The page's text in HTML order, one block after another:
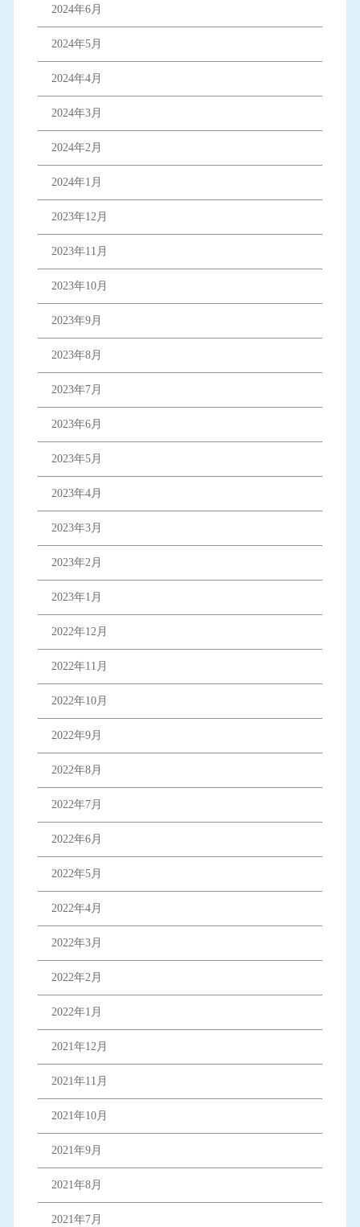
2024年6月
2024年5月
2024年4月
2024年3月
2024年2月
2024年1月
2023年12月
2023年11月
2023年10月
2023年9月
2023年8月
2023年7月
2023年6月
2023年5月
2023年4月
2023年3月
2023年2月
2023年1月
2022年12月
2022年11月
2022年10月
2022年9月
2022年8月
2022年7月
2022年6月
2022年5月
2022年4月
2022年3月
2022年2月
2022年1月
2021年12月
2021年11月
2021年10月
2021年9月
2021年8月
2021年7月